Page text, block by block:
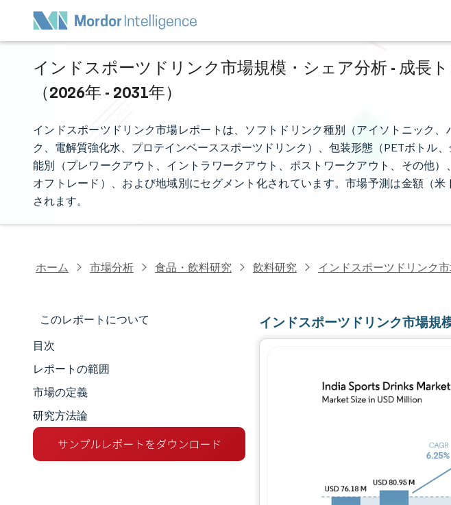
インドスポーツドリンク市場規模・シェア分析 - 成長
（2026年 - 2031年）
インドスポーツドリンク市場レポートは、ソフトドリンク種別（アイソトニック
ク、電解質強化水、プロテインベーススポーツドリンク）、包装形態（PETボトル
能別（プレワークアウト、イントラワークアウト、ポストワークアウト、その他）
オフトレード）、および地域別にセグメント化されています。市場予測は金額（
されます。
ホーム 市場分析 食品・飲料研究 飲料研究 インドスポーツドリンク
このレポートについて
市場規模とシェア
市場分析
トレンドとインサイト
セグメント分析
目次
レポートの範囲
市場の定義
研究方法論
インドスポーツドリンク市場規